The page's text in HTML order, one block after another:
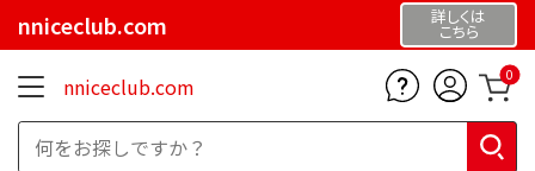
nniceclub.com 詳しくは
こちら
nniceclub.com 0